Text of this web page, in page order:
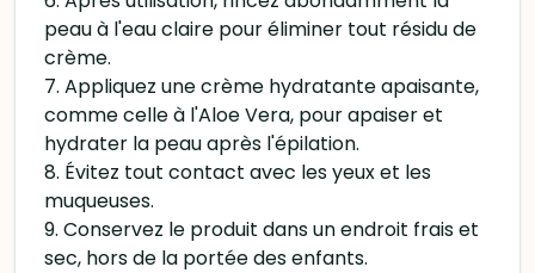
peau à l'eau claire pour éliminer tout résidu de
crème.
7. Appliquez une crème hydratante apaisante,
comme celle à l'Aloe Vera, pour apaiser et
hydrater la peau après l'épilation.
8. Évitez tout contact avec les yeux et les
muqueuses.
9. Conservez le produit dans un endroit frais et
sec, hors de la portée des enfants.